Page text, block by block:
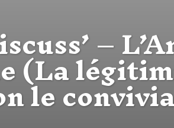
–
(La
le